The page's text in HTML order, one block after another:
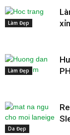
Làm Đẹp
Làm Đẹp
Da Đẹp